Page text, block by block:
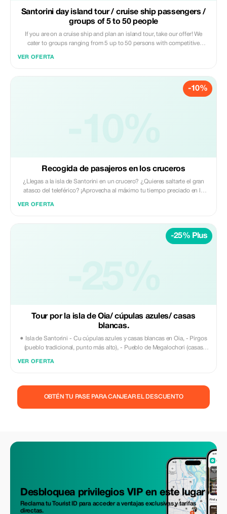
Santorini day island tour / cruise ship passengers /
groups of 5 to 50 people
If you are on a cruise ship and plan an island tour, take our offer! We
cater to groups ranging from 5 up to 50 persons with competitive
VER OFERTA
-10%
Recogida de pasajeros en los cruceros
¿Llegas a la isla de Santorini en un crucero? ¿Quieres saltarte el gran
atasco del teleférico? ¡Aprovecha al máximo tu tiempo preciado en la
VER OFERTA
-25% Plus
Tour por la isla de Oia/ cúpulas azules/ casas
blancas.
● Isla de Santorini - Cu cúpulas azules y casas blancas en Oia, - Pirgos
(pueblo tradicional, punto más alto), - Pueblo de Megalochori (casas
control climático, cargadores, vehículos VIP todo Mercedes Benz
VER OFERTA
OBTÉN TU PASE PARA CANJEAR EL DESCUENTO
Desbloquea privilegios VIP en este lugar
Reclama tu Tourist ID para acceder a ventajas exclusivas y tarifas
directas.